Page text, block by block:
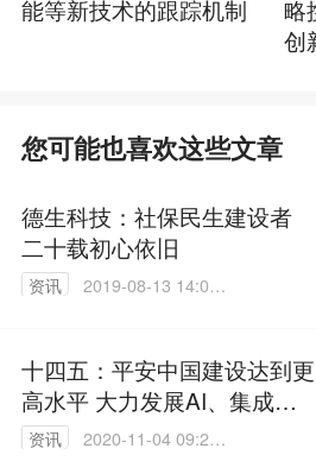
能等新技术的跟踪机制
略
创
您可能也喜欢这些文章
德生科技：社保民生建设者
二十载初心依旧
资讯
2019-08-13 14:01:
十四五：平安中国建设达到更
高水平 大力发展AI、集成电
路等前沿科技
资讯
2020-11-04 09:28: